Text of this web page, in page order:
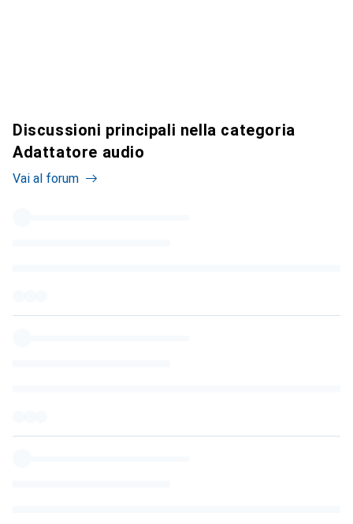
Discussioni principali nella categoria
Adattatore audio
Vai al forum